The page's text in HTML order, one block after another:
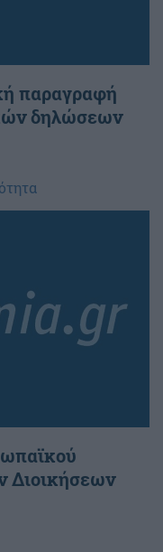
παραγραφή
δηλώσεων
Διοικήσεων